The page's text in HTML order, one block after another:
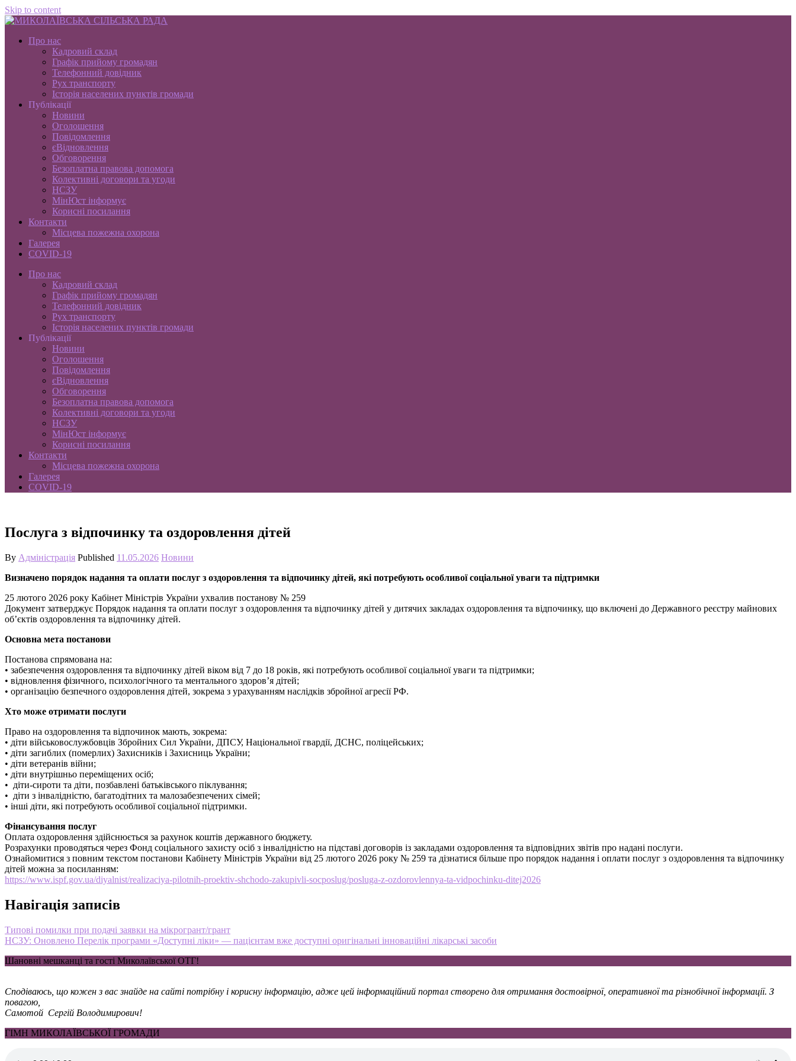
Skip to content
Про нас
Кадровий склад
Графік прийому громадян
Телефонний довідник
Рух транспорту
Історія населених пунктів громади
Публікації
Новини
Оголошення
Повідомлення
єВідновлення
Обговорення
Безоплатна правова допомога
Колективні договори та угоди
НСЗУ
МінЮст інформує
Корисні посилання
Контакти
Місцева пожежна охорона
Галерея
COVID-19
Про нас
Кадровий склад
Графік прийому громадян
Телефонний довідник
Рух транспорту
Історія населених пунктів громади
Публікації
Новини
Оголошення
Повідомлення
єВідновлення
Обговорення
Безоплатна правова допомога
Колективні договори та угоди
НСЗУ
МінЮст інформує
Корисні посилання
Контакти
Місцева пожежна охорона
Галерея
COVID-19
Послуга з відпочинку та оздоровлення дітей
By Адміністрація Published 11.05.2026 Новини
Визначено порядок надання та оплати послуг з оздоровлення та відпочинку дітей, які потребують особливої соціальної уваги та підтримки
25 лютого 2026 року Кабінет Міністрів України ухвалив постанову № 259
Документ затверджує Порядок надання та оплати послуг з оздоровлення та відпочинку дітей у дитячих закладах оздоровлення та відпочинку, що включені до Державного реєстру майнових
об’єктів оздоровлення та відпочинку дітей.
Основна мета постанови
Постанова спрямована на:
• забезпечення оздоровлення та відпочинку дітей віком від 7 до 18 років, які потребують особливої соціальної уваги та підтримки;
• відновлення фізичного, психологічного та ментального здоров’я дітей;
• організацію безпечного оздоровлення дітей, зокрема з урахуванням наслідків збройної агресії РФ.
Хто може отримати послуги
Право на оздоровлення та відпочинок мають, зокрема:
• діти військовослужбовців Збройних Сил України, ДПСУ, Національної гвардії, ДСНС, поліцейських;
• діти загиблих (померлих) Захисників і Захисниць України;
• діти ветеранів війни;
• діти внутрішньо переміщених осіб;
• діти-сироти та діти, позбавлені батьківського піклування;
• діти з інвалідністю, багатодітних та малозабезпечених сімей;
• інші діти, які потребують особливої соціальної підтримки.
Фінансування послуг
Оплата оздоровлення здійснюється за рахунок коштів державного бюджету.
Розрахунки проводяться через Фонд соціального захисту осіб з інвалідністю на підставі договорів із закладами оздоровлення та відповідних звітів про надані послуги.
Ознайомитися з повним текстом постанови Кабінету Міністрів України від 25 лютого 2026 року № 259 та дізнатися більше про порядок надання і оплати послуг з оздоровлення та відпочинку
дітей можна за посиланням:
https://www.ispf.gov.ua/diyalnist/realizaciya-pilotnih-proektiv-shchodo-zakupivli-socposlug/posluga-z-ozdorovlennya-ta-vidpochinku-ditej2026
Навігація записів
Типові помилки при подачі заявки на мікрогрант/грант
НСЗУ: Оновлено Перелік програми «Доступні ліки» — пацієнтам вже доступні оригінальні інноваційні лікарські засоби
Шановні мешканці та гості Миколаївської ОТГ!
Сподіваюсь, що кожен з вас знайде на сайті потрібну і корисну інформацію, адже цей інформаційний портал створено для отримання достовірної, оперативної та різнобічної інформації. З
повагою,
Самотой Сергій Володимирович!
ГІМН МИКОЛАЇВСЬКОЇ ГРОМАДИ